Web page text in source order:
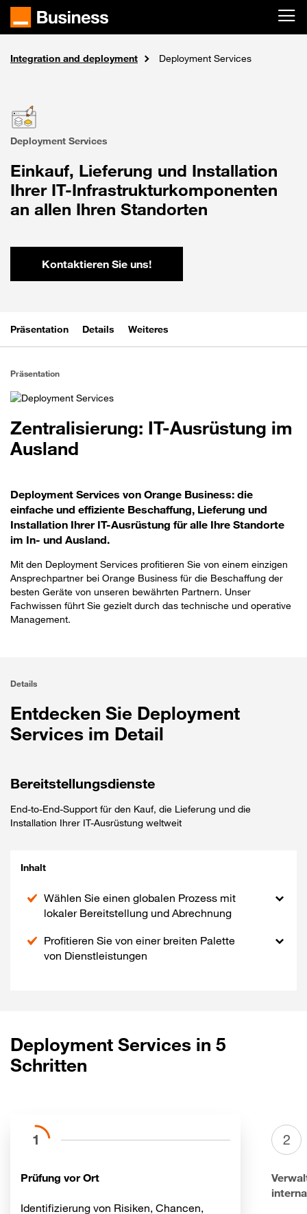
Skip to main content
Home
Solutions
Consulting and Digital Transformation
Integration and deployment Deployment Services
Deployment Services
Einkauf, Lieferung und Installation
Ihrer IT-Infrastrukturkomponenten
an allen Ihren Standorten
Kontaktieren Sie uns!
Präsentation Details Weiteres
Präsentation
Zentralisierung: IT-Ausrüstung im
Ausland
Deployment Services von Orange Business: die
einfache und effiziente Beschaffung, Lieferung und
Installation Ihrer IT-Ausrüstung für alle Ihre Standorte
im In- und Ausland.
Mit den Deployment Services profitieren Sie von einem einzigen
Ansprechpartner bei Orange Business für die Beschaffung der
besten Geräte von unseren bewährten Partnern. Unser
Fachwissen führt Sie gezielt durch das technische und operative
Management.
Details
Entdecken Sie Deployment
Services im Detail
Bereitstellungsdienste
End-to-End-Support für den Kauf, die Lieferung und die
Installation Ihrer IT-Ausrüstung weltweit
Inhalt
Wählen Sie einen globalen Prozess mit
lokaler Bereitstellung und Abrechnung
Profitieren Sie von einer breiten Palette
von Dienstleistungen
Deployment Services in 5
Schritten
1
Prüfung vor Ort
Identifizierung von Risiken, Chancen,
2